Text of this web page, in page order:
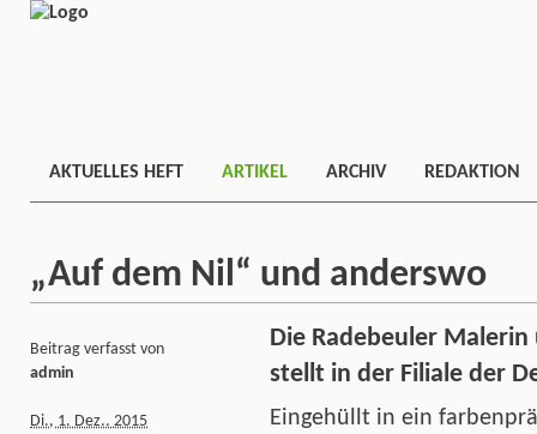
AKTUELLES HEFT ARTIKEL ARCHIV REDAKTION
„Auf dem Nil“ und anderswo
Die Radebeuler
stellt in der Filiale der
Eingehüllt in ein
Beitrag verfasst von
admin
Di., 1. Dez.. 2015